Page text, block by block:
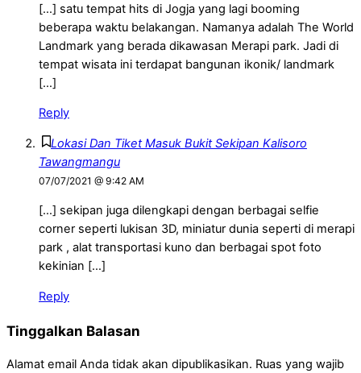
[…] satu tempat hits di Jogja yang lagi booming
beberapa waktu belakangan. Namanya adalah The World
Landmark yang berada dikawasan Merapi park. Jadi di
tempat wisata ini terdapat bangunan ikonik/ landmark
[…]
Reply
Lokasi Dan Tiket Masuk Bukit Sekipan Kalisoro
Tawangmangu
07/07/2021 @ 9:42 AM
[…] sekipan juga dilengkapi dengan berbagai selfie
corner seperti lukisan 3D, miniatur dunia seperti di merapi
park , alat transportasi kuno dan berbagai spot foto
kekinian […]
Reply
Tinggalkan Balasan
Alamat email Anda tidak akan dipublikasikan. Ruas yang wajib